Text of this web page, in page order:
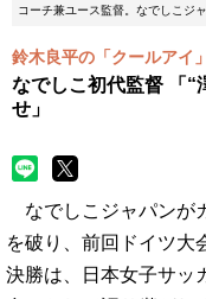
コーチ兼ユース監督。なでしこジ
鈴木良平の「クールアイ」
なでしこ初代監督 「“
せ」
なでしこジャパンが
を破り、前回ドイツ大
決勝は、日本女子サッ